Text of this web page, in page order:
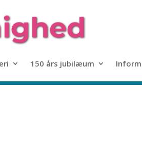
150 års jubilæum